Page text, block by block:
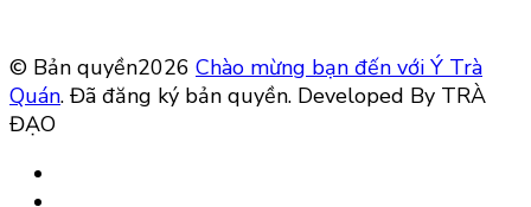
© Bản quyền2026 Chào mừng bạn đến với Ý Trà
Quán. Đã đăng ký bản quyền. Developed By TRÀ
ĐẠO